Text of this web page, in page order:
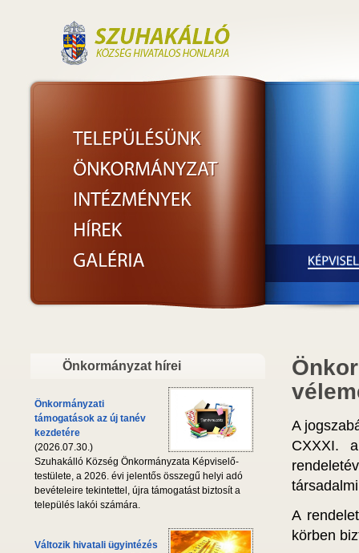
Önkormányzat hírei
Önkormányzati
támogatások az új tanév
kezdetére
(2026.07.30.)
Szuhakálló Község Önkormányzata Képviselő-
testülete, a 2026. évi jelentős összegű helyi adó
bevételeire tekintettel, újra támogatást biztosít a
település lakói számára.
Változik hivatali ügyintézés
A
CXXXI.
A
körben